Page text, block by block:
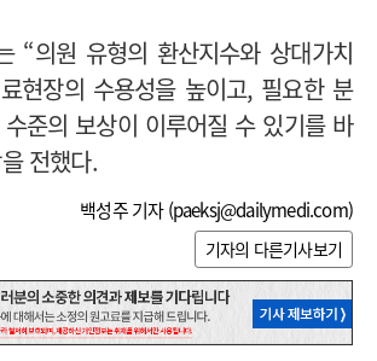
“의원 유형의 환산지수와 상대가치
현장의 수용성을 높이고, 필요한 분
준의 보상이 이루어질 수 있기를 바
전했다.
백성주 기자 (paeksj@dailymedi.com)
기자의 다른기사보기